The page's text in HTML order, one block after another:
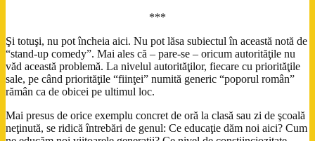
***
Şi totuşi, nu pot încheia aici. Nu pot lăsa subiectul în această notă de
“stand-up comedy”. Mai ales că – pare-se – oricum autorităţile nu
văd această problemă. La nivelul autorităţilor, fiecare cu priorităţile
sale, pe când priorităţile “fiinţei” numită generic “poporul român”
rămân ca de obicei pe ultimul loc.
Mai presus de orice exemplu concret de oră la clasă sau zi de şcoală
neţinută, se ridică întrebări de genul: Ce educaţie dăm noi aici? Cum